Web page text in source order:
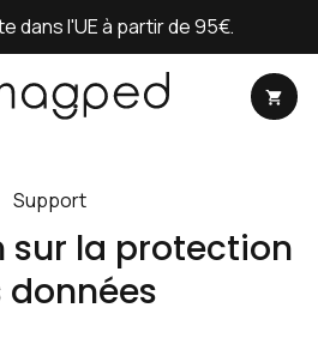
dans l'UE à partir de 95€.
Support
sur la protection
données